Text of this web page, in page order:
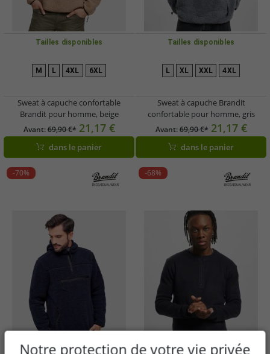
Tailles disponibles
M L 4XL 6XL
Sweat à capuche confortable
Brandit pour homme, beige
Avant:69,90 €* 21,17 €
dans le panier
Tailles disponibles
L XL XXL 4XL
Sweat à capuche Brandit
confortable pour homme, gris
Avant:69,90 €* 21,17 €
dans le panier
-70% -68%
Notre protection de votre vie privée